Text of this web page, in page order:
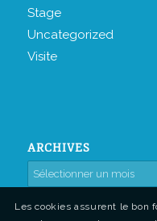
Stage
Uncategorized
Visite
ARCHIVES
Les cookies assurent le bon